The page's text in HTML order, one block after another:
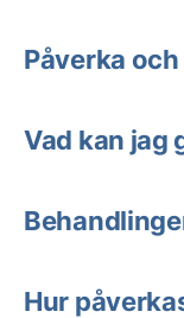
Påverka
Vad kan jag
Hur